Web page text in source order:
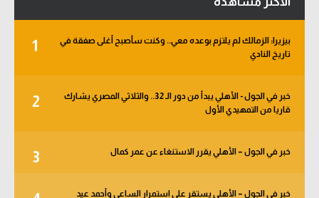
1
بيزيرا: الزمالك لم يلتزم بوعده معي.. وكنت سأصبح أغلى صفقة في
تاريخ النادي
2
خبر في الجول - الأهلي يبدأ من دور الـ 32.. والثلاثي المصري يشارك
قاريا من التمهيدي الأول
3 خبر في الجول – الأهلي يقرر الاستنغاء عن عمر كمال
خبر في الجول – الأهلي يستقر على استمرار الساعي وأحمد عيد